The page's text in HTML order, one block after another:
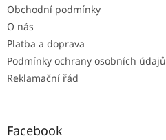
Obchodní podmínky
O nás
Platba a doprava
Podmínky ochrany osobních údajů
Reklamační řád
Facebook